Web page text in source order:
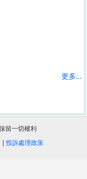
更多...
留一切權利
| 投訴處理政策